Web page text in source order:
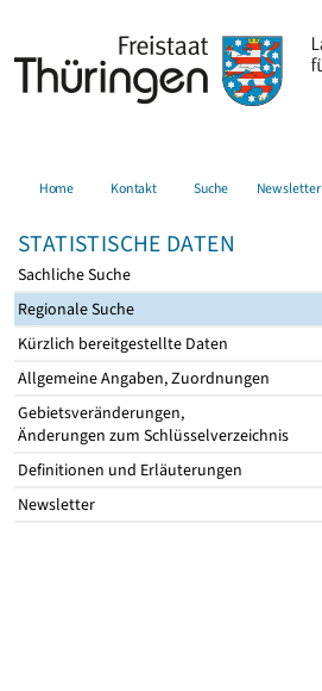
Home Kontakt Suche Newsletter
STATISTISCHE DATEN
Sachliche Suche
Regionale Suche
Kürzlich bereitgestellte Daten
Allgemeine Angaben, Zuordnungen
Gebietsveränderungen,
Änderungen zum Schlüsselverzeichnis
Definitionen und Erläuterungen
Newsletter